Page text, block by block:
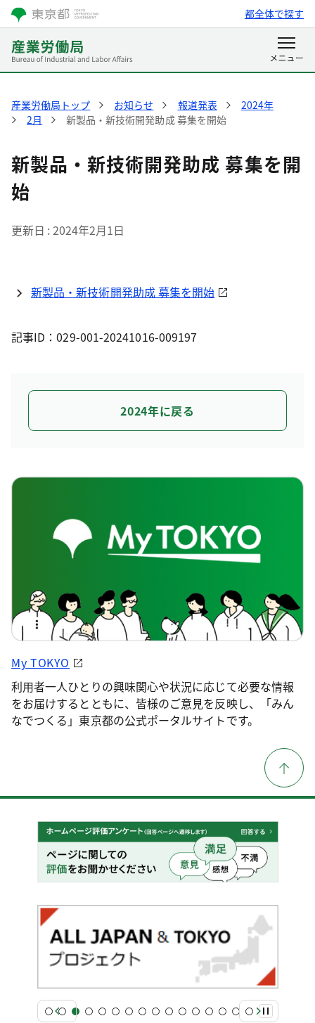
都全体で探す
産業労働局トップ お知らせ 報道発表
2024年
2月
新製品・新技術開発助成 募集を開始
新製品・新技術開発助成 募集を開
始
更新日 2024年2月1日
新製品・新技術開発助成 募集を開始
記事ID：029-001-20241016-009197
2024年に戻る
My TOKYO
利用者一人ひとりの興味関心や状況に応じて必要な情報
をお届けするとともに、皆様のご意見を反映し、「みん
なでつくる」東京都の公式ポータルサイトです。